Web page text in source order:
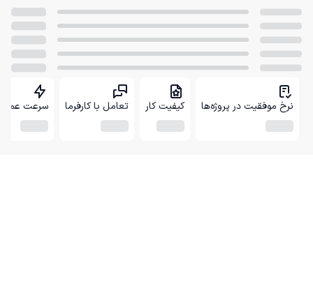
نرخ موفقیت در پروژه‌ها کیفیت کار تعامل با کارفرما سرعت عمل